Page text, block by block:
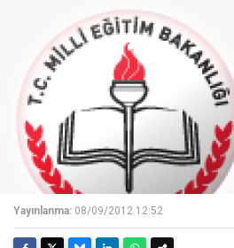
Yayınlanma: 08/09/2012 12:52